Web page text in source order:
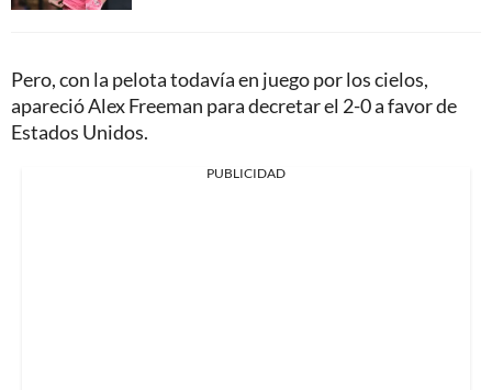
Pero, con la pelota todavía en juego por los cielos,
apareció Alex Freeman para decretar el 2-0 a favor de
Estados Unidos.
PUBLICIDAD